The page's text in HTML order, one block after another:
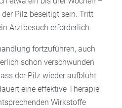
Pilz beseitigt sein. Tritt
Arztbesuch erforderlich.
fortzuführen, auch
schon verschwunden
der Pilz wieder aufblüht.
eine effektive Therapie
Wirkstoffe